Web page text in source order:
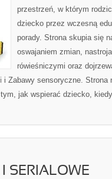
przestrzeń, w którym
dziecko przez wczesną
porady. Strona skupia się
oswajaniem zmian,
rówieśniczymi oraz
i Zabawy sensoryczne.
jak wspierać dziecko,
SERIALOWE